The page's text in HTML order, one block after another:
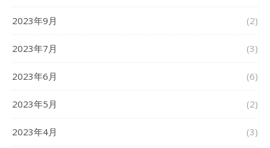
2023年9月 (2)
2023年7月 (3)
2023年6月 (6)
2023年5月 (2)
2023年4月 (3)